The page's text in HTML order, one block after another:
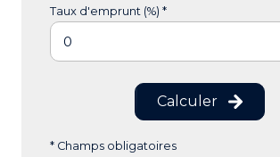
Taux d'emprunt (%) *
Calculer
* Champs obligatoires